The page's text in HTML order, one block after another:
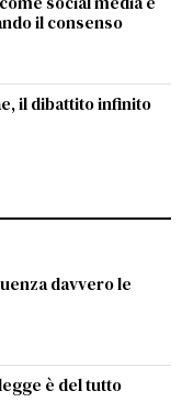
il consenso
il dibattito infinito
davvero le
è del tutto